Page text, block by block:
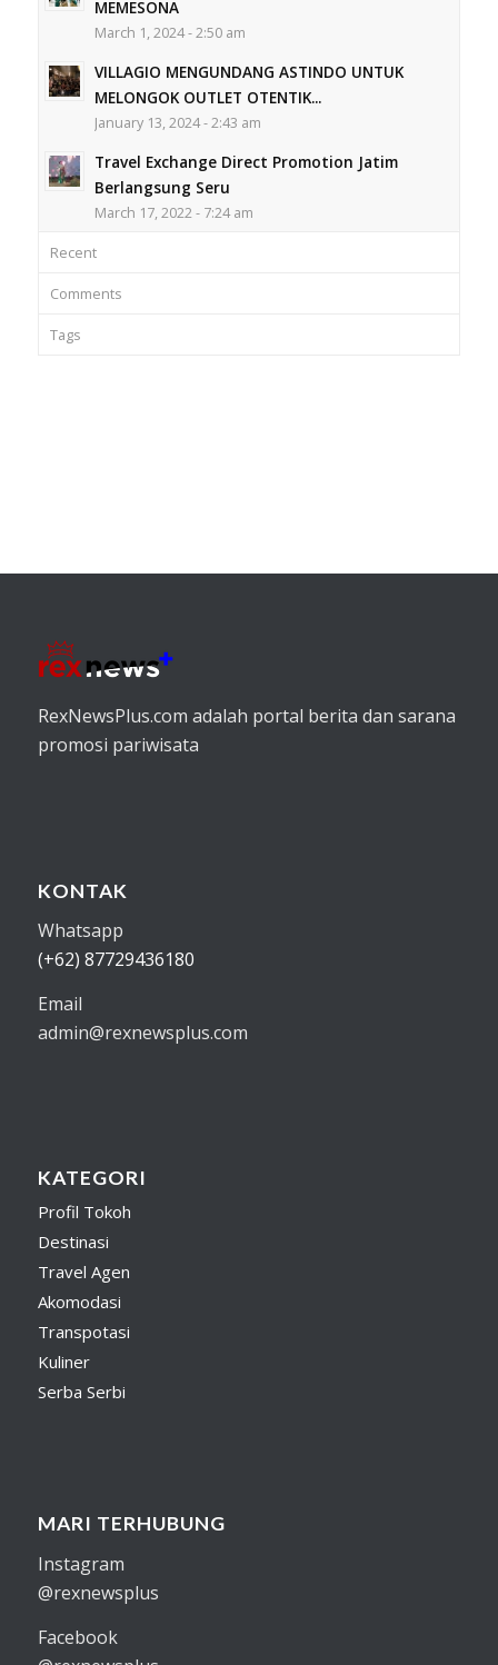
MEMESONA
March 1, 2024 - 2:50 am
VILLAGIO MENGUNDANG ASTINDO UNTUK
MELONGOK OUTLET OTENTIK...
January 13, 2024 - 2:43 am
Travel Exchange Direct Promotion Jatim
Berlangsung Seru
March 17, 2022 - 7:24 am
Recent
Comments
Tags
RexNewsPlus.com adalah portal berita dan sarana
promosi pariwisata
KONTAK
Whatsapp
(+62) 87729436180
Email
admin@rexnewsplus.com
KATEGORI
Profil Tokoh
Destinasi
Travel Agen
Akomodasi
Transpotasi
Kuliner
Serba Serbi
MARI TERHUBUNG
Instagram
@rexnewsplus
Facebook